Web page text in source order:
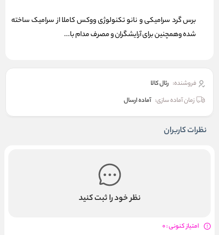
برس گرد سرامیکی و نانو تکنولوژی ووکس کاملا از سرامیک ساخته
شده وهمچنین برای آرایشگران و مصرف مدام با...
فروشنده: رئال كالا
زمان آماده سازی: آماده ارسال
نظرات کاربران
نظر خود را ثبت کنید
امتیاز کنونی : 0